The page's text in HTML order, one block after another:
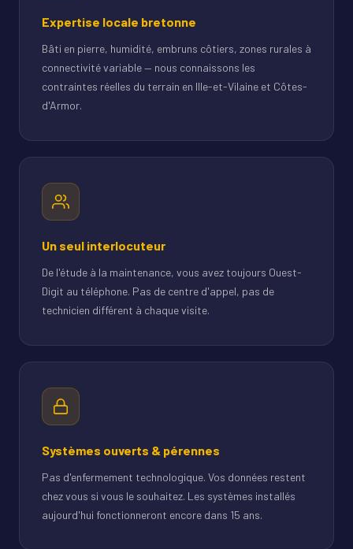
Expertise locale bretonne
Bâti en pierre, humidité, embruns côtiers, zones rurales à
connectivité variable — nous connaissons les
contraintes réelles du terrain en Ille-et-Vilaine et Côtes-
d'Armor.
Un seul interlocuteur
De l'étude à la maintenance, vous avez toujours Ouest-
Digit au téléphone. Pas de centre d'appel, pas de
technicien différent à chaque visite.
Systèmes ouverts & pérennes
Pas d'enfermement technologique. Vos données restent
chez vous si vous le souhaitez. Les systèmes installés
aujourd'hui fonctionneront encore dans 15 ans.